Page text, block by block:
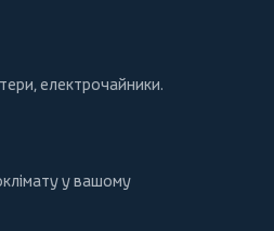
,електрочайники.
у вашому